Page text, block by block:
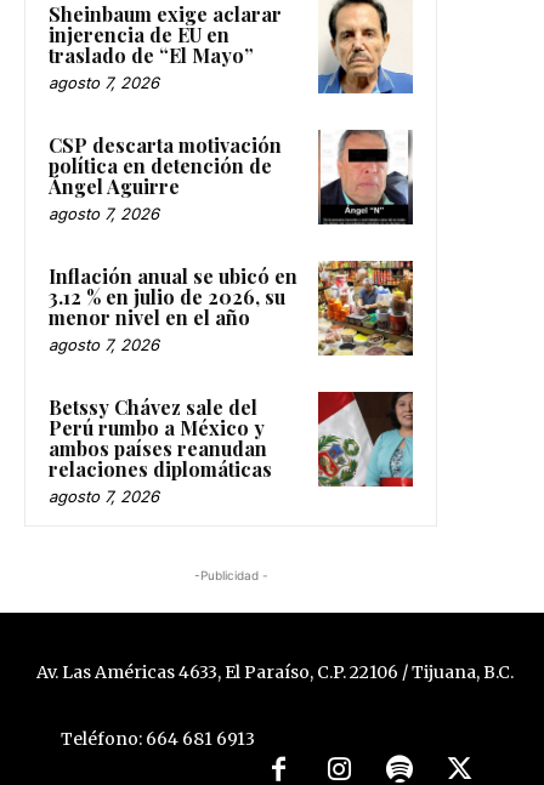
Sheinbaum exige aclarar
injerencia de EU en
traslado de “El Mayo”
agosto 7, 2026
CSP descarta motivación
política en detención de
Ángel Aguirre
agosto 7, 2026
Inflación anual se ubicó en
3.12 % en julio de 2026, su
menor nivel en el año
agosto 7, 2026
Betssy Chávez sale del
Perú rumbo a México y
ambos países reanudan
relaciones diplomáticas
agosto 7, 2026
-Publicidad -
Av. Las Américas 4633, El Paraíso, C.P. 22106 / Tijuana, B.C.
Teléfono: 664 681 6913